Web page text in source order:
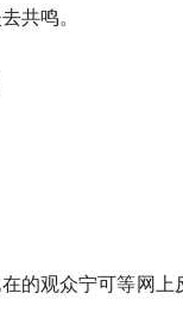
共鸣。
的观众宁可等网上